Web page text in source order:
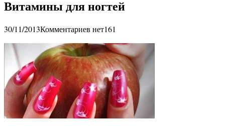
Витамины для ногтей
30/11/2013Комментариев нет161